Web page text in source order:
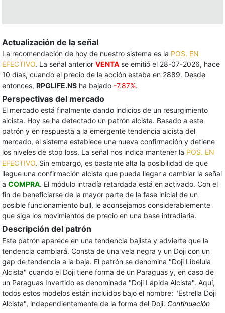
Actualización de la señal
La recomendación de hoy de nuestro sistema es la POS. EN
EFECTIVO. La señal anterior VENTA se emitió el 28-07-2026, hace
10 días, cuando el precio de la acción estaba en 2889. Desde
entonces, RPGLIFE.NS ha bajado -7.87%.
Perspectivas del mercado
El mercado está finalmente dando indicios de un resurgimiento
alcista. Hoy se ha detectado un patrón alcista. Basado a este
patrón y en respuesta a la emergente tendencia alcista del
mercado, el sistema establece una nueva confirmación y detiene
los niveles de stop loss. La señal nos indica mantener la POS. EN
EFECTIVO. Sin embargo, es bastante alta la posibilidad de que
llegue una confirmación alcista que pueda llegar a cambiar la señal
a COMPRA. El módulo intradía retardada está en activado. Con el
fin de beneficiarse de la mayor parte de la fase inicial de un
posible funcionamiento bull, le aconsejamos considerablemente
que siga los movimientos de precio en una base intradiaria.
Descripción del patrón
Este patrón aparece en una tendencia bajista y advierte que la
tendencia cambiará. Consta de una vela negra y un Doji con un
gap de tendencia a la baja. El patrón se denomina "Doji Libélula
Alcista" cuando el Doji tiene forma de un Paraguas y, en caso de
un Paraguas Invertido es denominada "Doji Lápida Alcista". Aquí,
todos estos modelos están incluidos bajo el nombre: "Estrella Doji
Alcista", independientemente de la forma del Doji. Continuación